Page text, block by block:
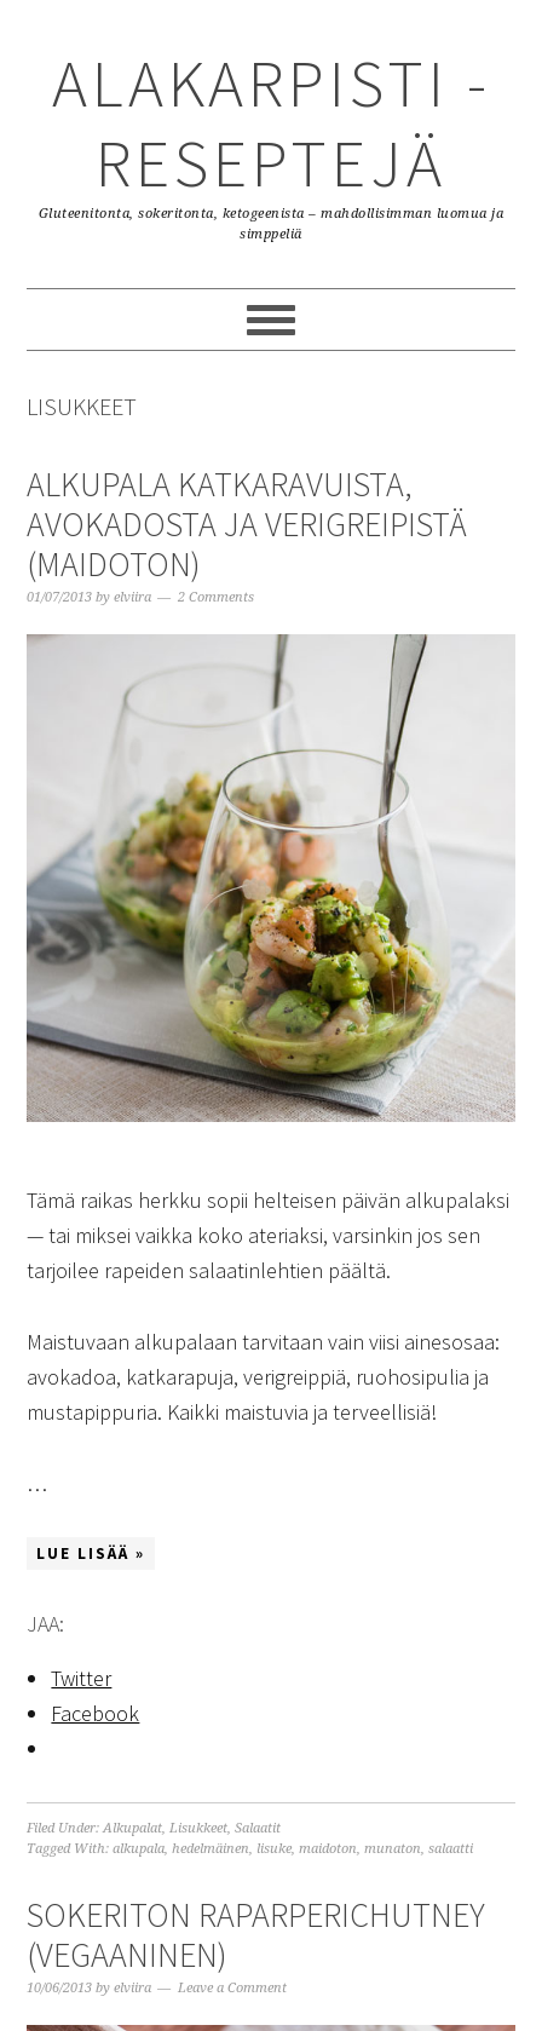
primary
content
primary
ALAKARPISTI -
RESEPTEJÄ
Gluteenitonta, sokeritonta, ketogeenista – mahdollisimman luomua ja
simppeliä
LISUKKEET
ALKUPALA KATKARAVUISTA,
AVOKADOSTA JA VERIGREIPISTÄ
(MAIDOTON)
01/07/2013 byelviira 2 Comments
Tämä raikas herkku sopii helteisen päivän alkupalaksi
— tai miksei vaikka koko ateriaksi, varsinkin jos sen
tarjoilee rapeiden salaatinlehtien päältä.
Maistuvaan alkupalaan tarvitaan vain viisi ainesosaa:
avokadoa, katkarapuja, verigreippiä, ruohosipulia ja
mustapippuria. Kaikki maistuvia ja terveellisiä!
…
LUE LISÄÄ »
JAA:
Twitter
Facebook
Filed Under:Alkupalat,Lisukkeet,Salaatit
Tagged With:alkupala,hedelmäinen, lisuke,maidoton,munaton,salaatti
SOKERITON RAPARPERICHUTNEY
(VEGAANINEN)
10/06/2013 byelviira Leave a Comment